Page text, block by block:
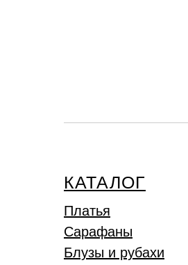
КАТАЛОГ
Блузы и рубахи
Сарафаны
Платья